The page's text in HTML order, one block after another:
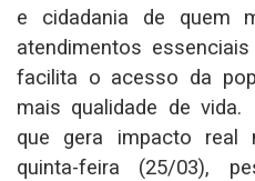
e cidadania de quem
atendimentos
facilita o acesso da
mais qualidade de
que gera impacto real
quinta-feira (25/03),